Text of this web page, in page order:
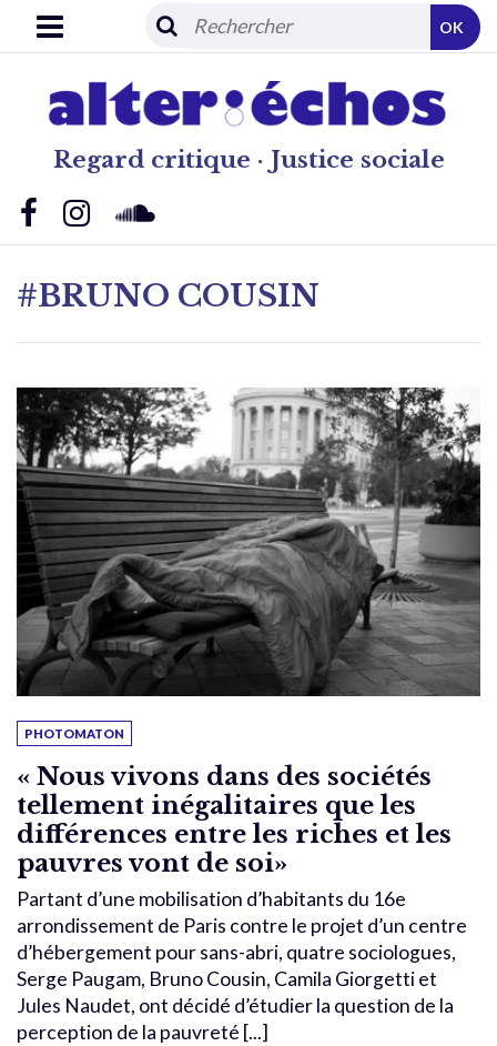
Regard critique · Justice sociale
OK
#BRUNO COUSIN
PHOTOMATON
« Nous vivons dans des sociétés
tellement inégalitaires que les
différences entre les riches et les
pauvres vont de soi»
Partant d’une mobilisation d’habitants du 16e
arrondissement de Paris contre le projet d’un centre
d’hébergement pour sans-abri, quatre sociologues,
Serge Paugam, Bruno Cousin, Camila Giorgetti et
Jules Naudet, ont décidé d’étudier la question de la
perception de la pauvreté [...]